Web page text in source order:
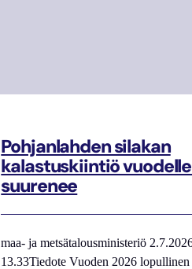
Pohjanlahden silakan
kalastuskiintiö
suurenee
maa- ja metsätalousministeriö
13.33Tiedote Vuoden 2026 lopullinen